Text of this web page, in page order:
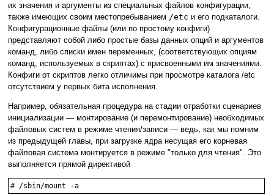
их значения и аргументы из специальных файлов конфигурации,
также имеющих своим местопребыванием /etc и его подкаталоги.
Конфигурационные файлы (или по простому конфиги)
представляют собой либо простые базы данных опций и аргументов
команд, либо списки имен переменных, (соответствующих опциям
команд, используемых в скриптах) с присвоенными им значениями.
Конфиги от скриптов легко отличимы при просмотре каталога /etc
отсутствием у первых бита исполнения.
Например, обязательная процедура на стадии отработки сценариев
инициализации — монтирование (и перемонтирование) необходимых
файловых систем в режиме чтения/записи — ведь, как мы помним
из предыдущей главы, при загрузке ядра несущая его корневая
файловая система монтируется в режиме "только для чтения". Это
выполняется прямой директивой
# /sbin/mount -a